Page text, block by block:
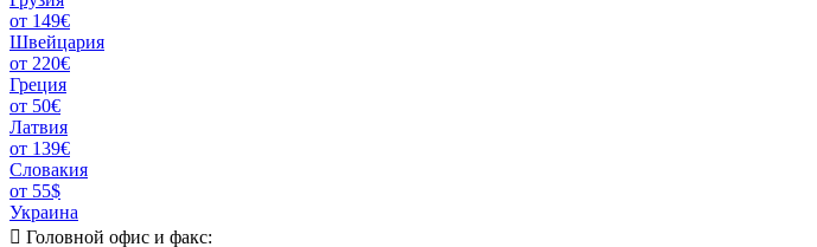
от 149€
Швейцария
от 220€
Греция
от 50€
Латвия
от 139€
Словакия
от 55$
Украина
Головной офис и факс: